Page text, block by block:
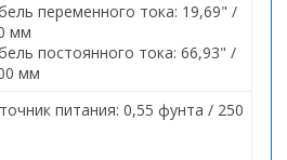
переменного тока: 19,69" /
мм
постоянного тока: 66,93" /
мм
питания: 0,55 фунта / 250